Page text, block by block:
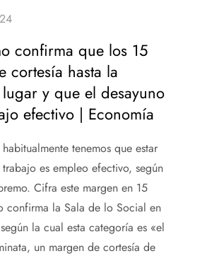
confirma que los 15
cortesía hasta la
y que el desayuno
efectivo | Economía
tenemos que estar
es empleo efectivo, según
Cifra este margen en 15
confirma la Sala de lo Social en
la cual esta categoría es «el
un margen de cortesía de